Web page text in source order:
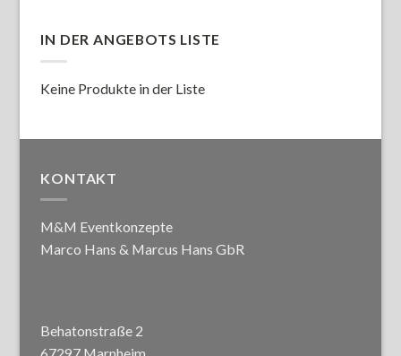
IN DER ANGEBOTS LISTE
Keine Produkte in der Liste
KONTAKT
M&M Eventkonzepte
Marco Hans & Marcus Hans GbR
Behatonstraße 2